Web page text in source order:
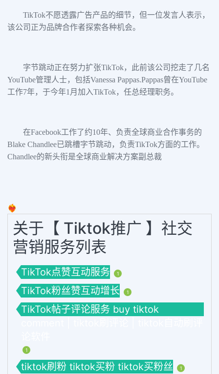
TikTok不愿透露广告产品的细节，但一位发言人表示，
该公司正为品牌合作者探索各种机会。
字节跳动正在努力扩张TikTok，此前该公司挖走了几名
YouTube管理人士，包括Vanessa Pappas.Pappas曾在YouTube
工作7年，于今年1月加入TikTok，任总经理职务。
在Facebook工作了约10年、负责全球商业合作事务的
Blake Chandlee已跳槽字节跳动，负责TikTok方面的工作。
Chandlee的新头衔是全球商业解决方案副总裁
❤️‍🔥
关于【 Tiktok推广 】社交
营销服务列表
TikTok点赞互动服务 1
TikTok粉丝赞互动增长 1
TikTok帖子评论服务 buy tiktok
1
tiktok刷粉 tiktok买粉 tiktok买粉丝 1